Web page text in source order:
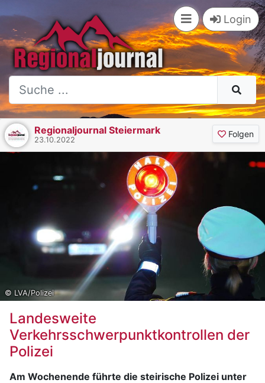
Login
Regionaljournal Steiermark
23.10.2022
Folgen
© LVA/Polizei
Landesweite
Verkehrsschwerpunktkontrollen der
Polizei
Am Wochenende führte die steirische Polizei unter